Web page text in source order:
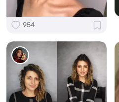
954